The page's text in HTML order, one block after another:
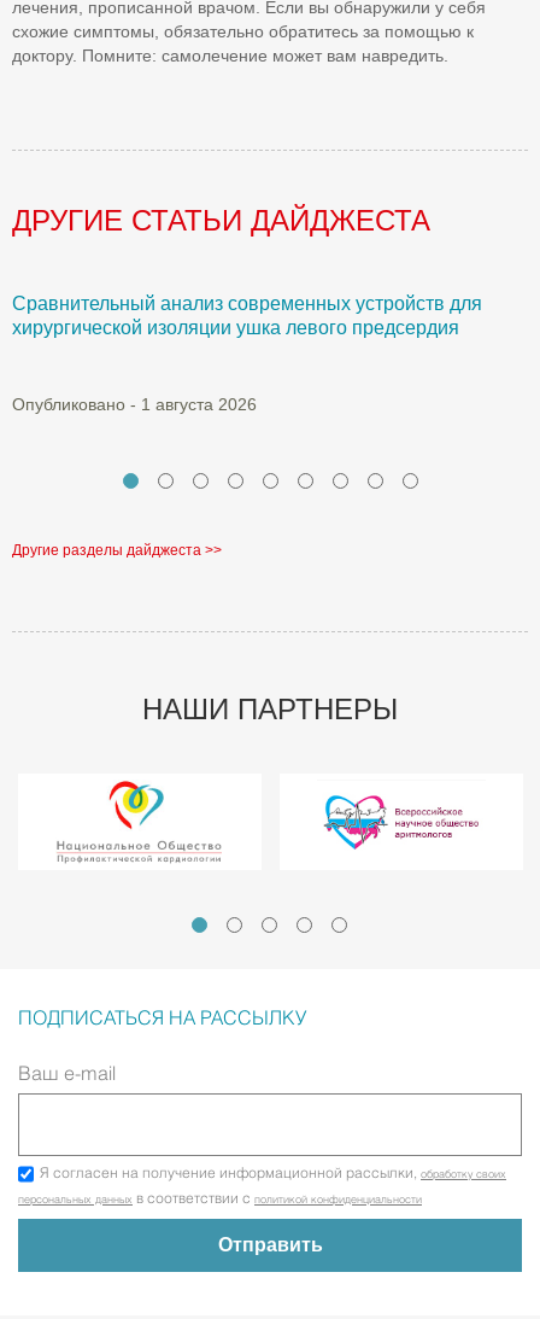
лечения, прописанной врачом. Если вы обнаружили у себя
схожие симптомы, обязательно обратитесь за помощью к
доктору. Помните: самолечение может вам навредить.
ДРУГИЕ СТАТЬИ ДАЙДЖЕСТА
Сравнительный анализ современных устройств для
хирургической изоляции ушка левого предсердия
Опубликовано - 1 августа 2026
Другие разделы дайджеста >>
НАШИ ПАРТНЕРЫ
ПОДПИСАТЬСЯ НА РАССЫЛКУ
Ваш e-mail
Я согласен на получение информационной рассылки, обработку своих
персональных данных в соответствии с политикой конфиденциальности